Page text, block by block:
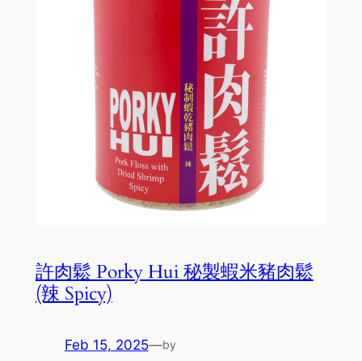
許肉鬆 Porky Hui 秘製蝦米豬肉鬆
(辣 Spicy)
Feb 15, 2025—by